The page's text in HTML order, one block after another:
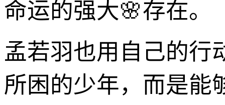
命运的强大🌸存在。
孟若羽也用自己的行
所困的少年，而是能